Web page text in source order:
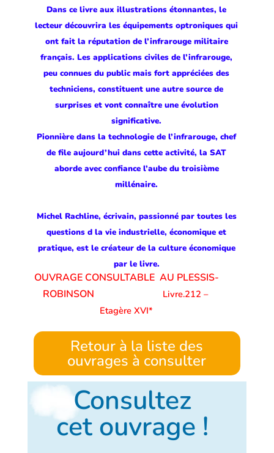
Dans ce livre aux illustrations étonnantes, le
lecteur découvrira les équipements optroniques qui
ont fait la réputation de l’infrarouge militaire
français. Les applications civiles de l’infrarouge,
peu connues du public mais fort appréciées des
techniciens, constituent une autre source de
surprises et vont connaître une évolution
significative.
Pionnière dans la technologie de l’infrarouge, chef
de file aujourd’hui dans cette activité, la SAT
aborde avec confiance l’aube du troisième
millénaire.
Michel Rachline, écrivain, passionné par toutes les
questions d la vie industrielle, économique et
pratique, est le créateur de la culture économique
par le livre.
OUVRAGE CONSULTABLE AU PLESSIS-
ROBINSON
Livre.212 –
Etagère XVI*
Retour à la liste des
ouvrages à consulter
Consultez
cet ouvrage !